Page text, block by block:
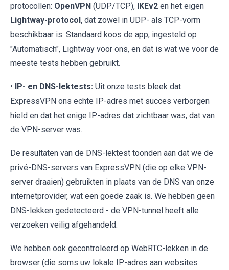
protocollen: OpenVPN (UDP/TCP), IKEv2 en het eigen
Lightway-protocol, dat zowel in UDP- als TCP-vorm
beschikbaar is. Standaard koos de app, ingesteld op
"Automatisch", Lightway voor ons, en dat is wat we voor de
meeste tests hebben gebruikt.
• IP- en DNS-lektests: Uit onze tests bleek dat
ExpressVPN ons echte IP-adres met succes verborgen
hield en dat het enige IP-adres dat zichtbaar was, dat van
de VPN-server was.
De resultaten van de DNS-lektest toonden aan dat we de
privé-DNS-servers van ExpressVPN (die op elke VPN-
server draaien) gebruikten in plaats van de DNS van onze
internetprovider, wat een goede zaak is. We hebben geen
DNS-lekken gedetecteerd - de VPN-tunnel heeft alle
verzoeken veilig afgehandeld.
We hebben ook gecontroleerd op WebRTC-lekken in de
browser (die soms uw lokale IP-adres aan websites